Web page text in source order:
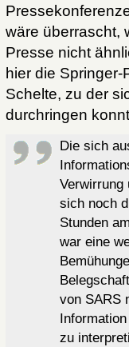
wäre überrascht,
Presse nicht
hier die
Schelte, zu der
durchringen
Die sich
Verwirrung
sich noch
Stunden
war eine
von SARS
zu